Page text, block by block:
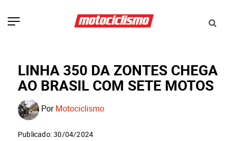
LINHA 350 DA ZONTES CHEGA
AO BRASIL COM SETE MOTOS
PorMotociclismo
Publicado: 30/04/2024